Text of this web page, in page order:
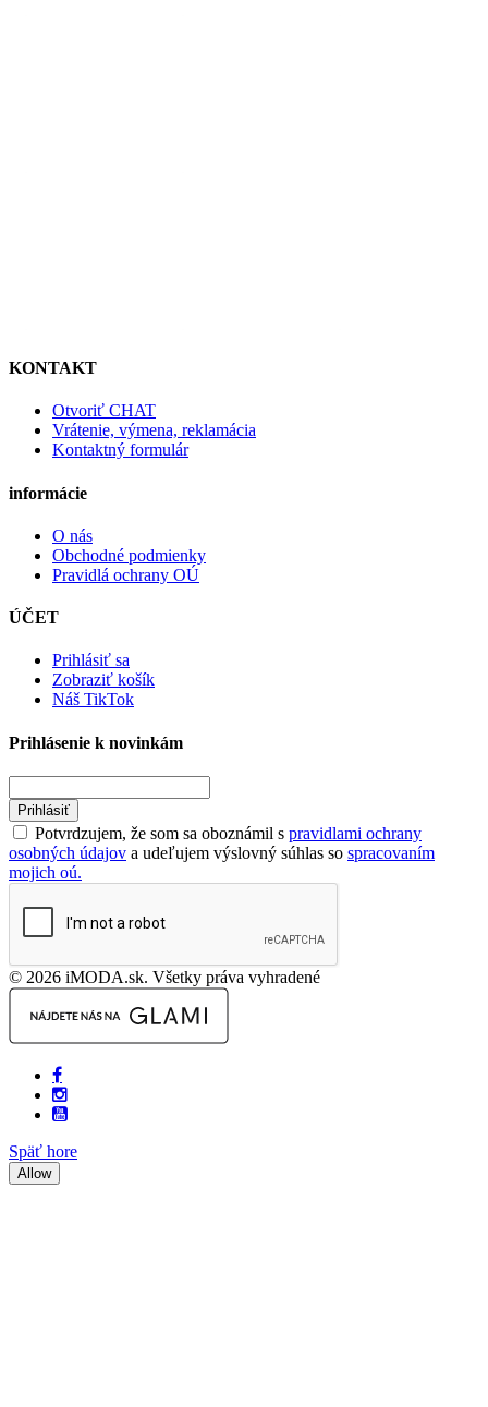
KONTAKT
Otvoriť CHAT
Vrátenie, výmena, reklamácia
Kontaktný formulár
informácie
O nás
Obchodné podmienky
Pravidlá ochrany OÚ
ÚČET
Prihlásiť sa
Zobraziť košík
Náš TikTok
Prihlásenie k novinkám
Prihlásiť
Potvrdzujem, že som sa oboznámil s pravidlami ochrany
osobných údajov a udeľujem výslovný súhlas so spracovaním
mojich oú.
© 2026 iMODA.sk. Všetky práva vyhradené
Späť hore
Allow